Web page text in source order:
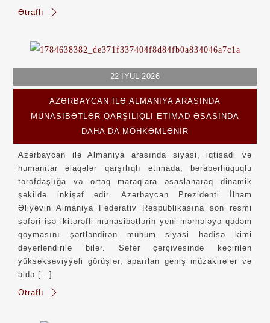
Ətraflı
22 İYUL 2026
AZƏRBAYCAN ILƏ ALMANIYA ARASINDA
MÜNASIBƏTLƏR QARŞILIQLI ETIMAD ƏSASINDA
DAHA DA MÖHKƏMLƏNIR
Azərbaycan ilə Almaniya arasında siyasi, iqtisadi və
humanitar əlaqələr qarşılıqlı etimada, bərabərhüquqlu
tərəfdaşlığa və ortaq maraqlara əsaslanaraq dinamik
şəkildə inkişaf edir. Azərbaycan Prezidenti İlham
Əliyevin Almaniya Federativ Respublikasına son rəsmi
səfəri isə ikitərəfli münasibətlərin yeni mərhələyə qədəm
qoymasını şərtləndirən mühüm siyasi hadisə kimi
dəyərləndirilə bilər. Səfər çərçivəsində keçirilən
yüksəksəviyyəli görüşlər, aparılan geniş müzakirələr və
əldə […]
Ətraflı